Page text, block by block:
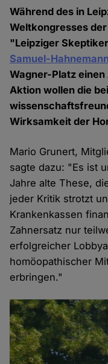
Während des in
Weltkongresses
"Leipziger
Samuel-
Wagner-Platz
Aktion wollen die
Wirksamkeit der
Mario Grunert,
sagte dazu: "Es ist
Jahre alte These,
jeder Kritik strotzt
Krankenkassen
Zahnersatz nur
erfolgreicher
homöopathischer
erbringen."